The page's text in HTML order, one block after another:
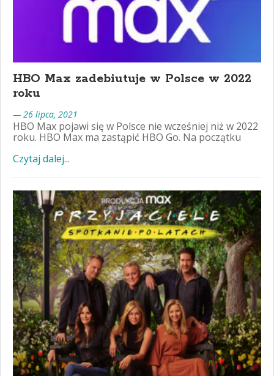
HBO Max zadebiutuje w Polsce w 2022
roku
— 26 lipca, 2021
HBO Max pojawi się w Polsce nie wcześniej niż w 2022
roku. HBO Max ma zastąpić HBO Go. Na początku
Czytaj dalej...